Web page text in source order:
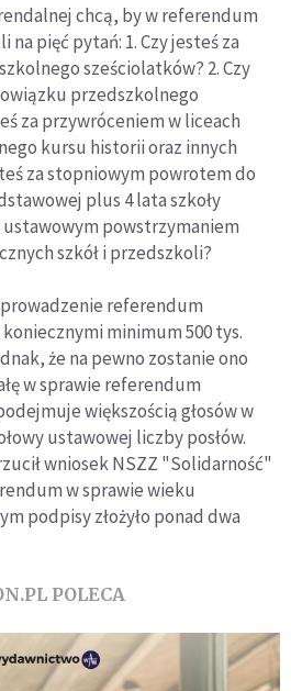
chcą, by w referendum
pięć pytań: 1. Czy jesteś za
sześciolatków? 2. Czy
przedszkolnego
za przywróceniem w liceach
kursu historii oraz innych
za stopniowym powrotem do
plus 4 lata szkoły
ustawowym powstrzymaniem
szkół i przedszkoli?
referendum
minimum 500 tys.
że na pewno zostanie ono
w sprawie referendum
większością głosów w
ustawowej liczby posłów.
wniosek NSZZ "Solidarność"
w sprawie wieku
podpisy złożyło ponad dwa
POLECA